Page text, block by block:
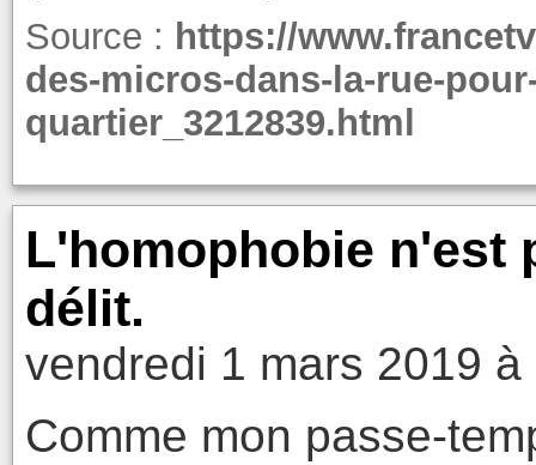
Source : https://
des-micros-dans-la-rue-
quartier_3212839.html
L'homophobie n'est
délit.
vendredi 1 mars 2019 à
Comme mon passe-